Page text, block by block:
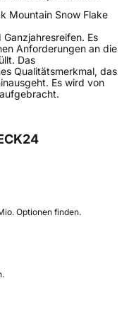
Mountain Snow Flake
Es
Anforderungen an die
Das
Qualitätsmerkmal, das
Es wird von
Optionen finden.